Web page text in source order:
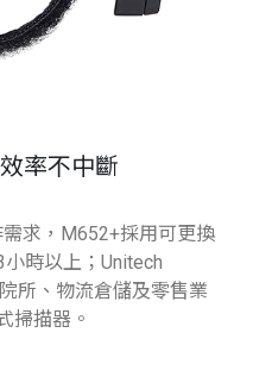
率不中斷
求，M652+採用可更換
時以上；Unitech
所、物流倉儲及零售業
掃描器。